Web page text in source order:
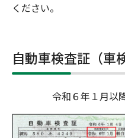
ください。
自動車検査証（車
令和６年１月以